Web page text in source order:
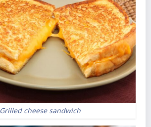
Grilled cheese sandwich